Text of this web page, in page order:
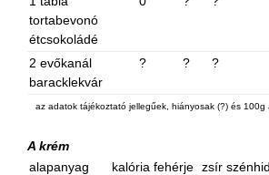
tortabevonó
étcsokoládé
2 evőkanál
baracklekvár
? ? ?
az adatok tájékoztató jellegűek, hiányosak (?) és
A krém
alapanyag
kalória fehérje zsír